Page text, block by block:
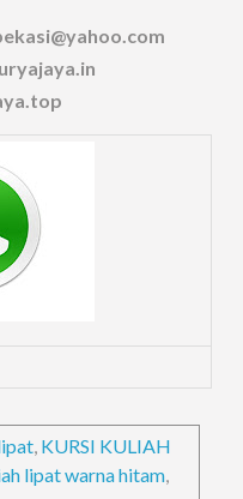
, KURSI KULIAH
lipat warna hitam,